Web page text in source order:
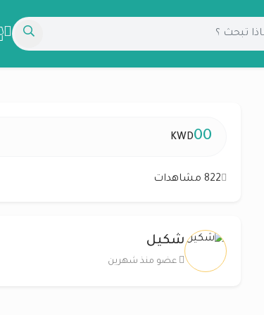
00
KWD
822 مشاهدات
شكيل
عضو منذ شهرين